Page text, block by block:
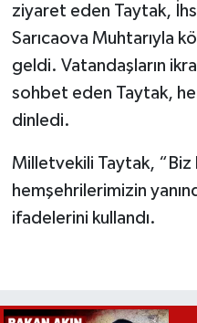
ziyaret eden Taytak,
Sarıcaova Muhtarıyla
geldi. Vatandaşların
sohbet eden Taytak,
dinledi.
Milletvekili Taytak, “Biz
hemşehrilerimizin
ifadelerini kullandı.